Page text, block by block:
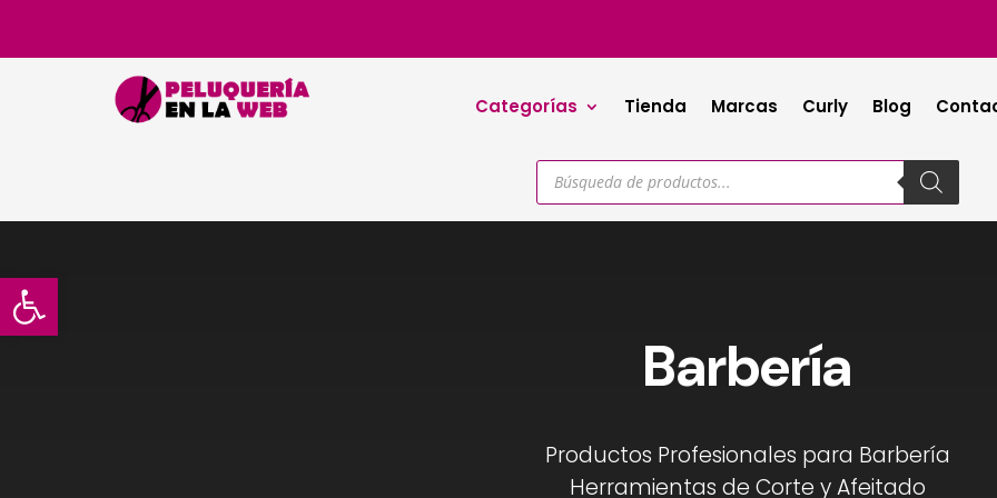
Abrir barra de herramientas
Categorías Tienda Marcas Curly Blog
Búsqueda
productos
Barbería
Productos Profesionales para Barbería
Herramientas de Corte y Afeitado